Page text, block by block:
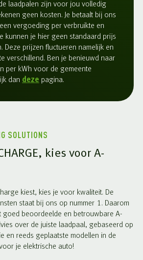
laadpalen zijn voor jou volledig
geen kosten. Je betaalt bij ons
vergoeding per verbruikte en
kunnen je hier geen standaard prijs
Deze prijzen fluctueren namelijk en
verschillend. Ben je benieuwd naar
per kWh voor de gemeente
dan deze pagina.
SOLUTIONS
kies voor A-
kiest, kies je voor kwaliteit. De
staat bij ons op nummer 1. Daarom
goed beoordeelde en betrouwbare A-
over de juiste laadpaal, gebaseerd op
en reeds geplaatste modellen in de
je elektrische auto!